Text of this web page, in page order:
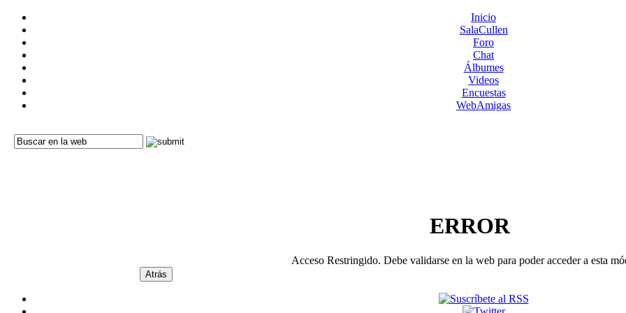
Inicio
SalaCullen
Foro
Chat
Álbumes
Videos
Encuestas
WebAmigas
ERROR
Acceso Restringido. Debe validarse en la web para poder acceder a esta